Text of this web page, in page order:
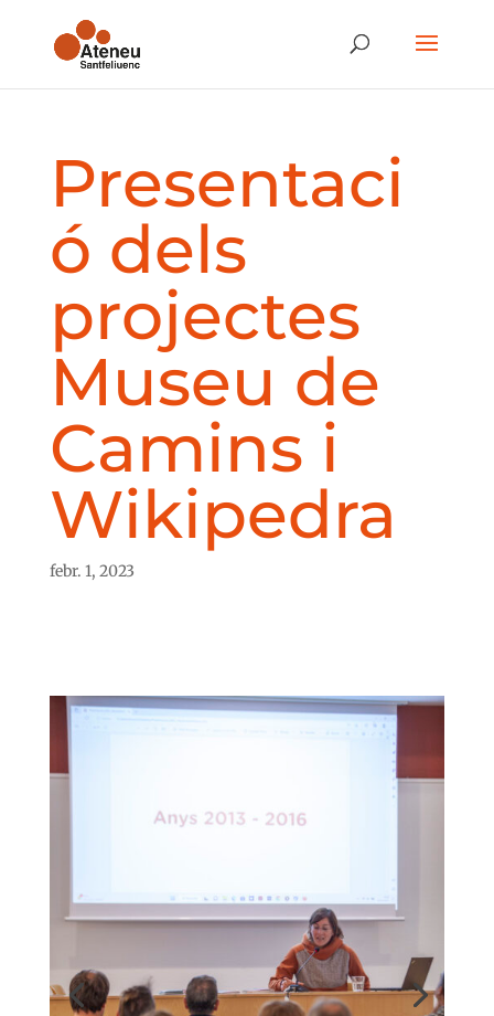
Presentaci
ó dels
projectes
Museu de
Camins i
Wikipedra
febr. 1, 2023